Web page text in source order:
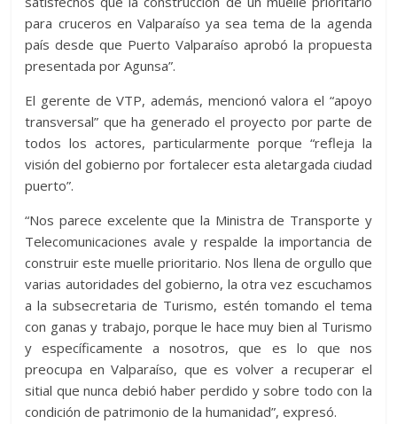
para cruceros en Valparaíso ya sea tema de la agenda
país desde que Puerto Valparaíso aprobó la propuesta
presentada por Agunsa”.
El gerente de VTP, además, mencionó valora el “apoyo
transversal” que ha generado el proyecto por parte de
todos los actores, particularmente porque “refleja la
visión del gobierno por fortalecer esta aletargada ciudad
puerto”.
“Nos parece excelente que la Ministra de Transporte y
Telecomunicaciones avale y respalde la importancia de
construir este muelle prioritario. Nos llena de orgullo que
varias autoridades del gobierno, la otra vez escuchamos
a la subsecretaria de Turismo, estén tomando el tema
con ganas y trabajo, porque le hace muy bien al Turismo
y específicamente a nosotros, que es lo que nos
preocupa en Valparaíso, que es volver a recuperar el
sitial que nunca debió haber perdido y sobre todo con la
condición de patrimonio de la humanidad”, expresó.